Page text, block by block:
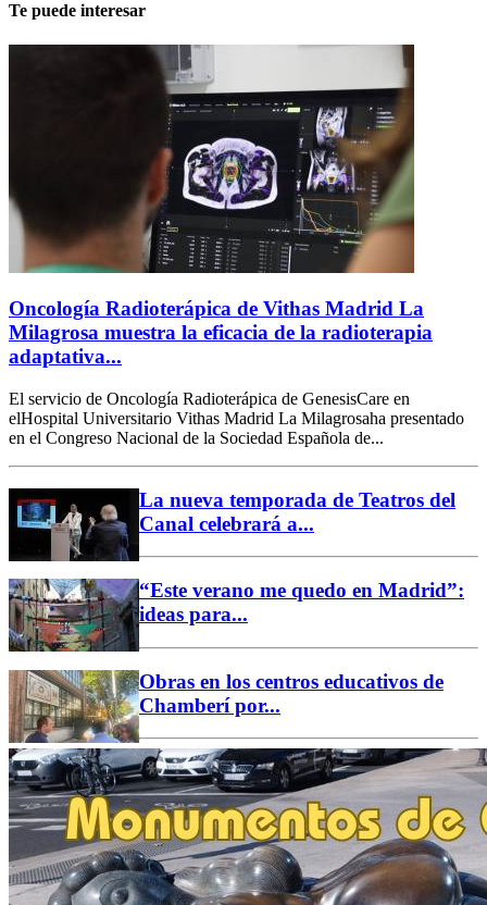
Te puede interesar
Oncología Radioterápica de Vithas Madrid La
Milagrosa muestra la eficacia de la radioterapia
adaptativa...
El servicio de Oncología Radioterápica de GenesisCare en
elHospital Universitario Vithas Madrid La Milagrosaha presentado
en el Congreso Nacional de la Sociedad Española de...
La nueva temporada de Teatros del
Canal celebrará a...
“Este verano me quedo en Madrid”:
ideas para...
Obras en los centros educativos de
Chamberí por...